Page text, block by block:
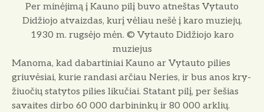
Per minėjimą į Kauno pilį buvo atneštas Vytauto
Didžiojo atvaizdas, kurį vėliau nešė į karo muziejų.
1930 m. rugsėjo mėn. © Vytauto Didžiojo karo
muziejus
Manoma, kad dabartiniai Kauno ar Vytauto pilies
griuvėsiai, kurie ran­dasi arčiau Neries, ir bus anos kry­
žiuočių statytos pilies likučiai. Statant pilį, per šešias
savaites dirbo 60 000 darbininkų ir 80 000 arklių.